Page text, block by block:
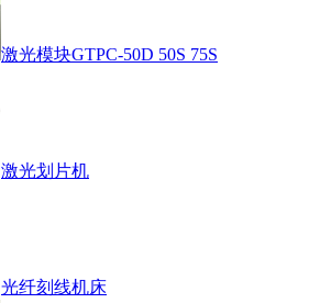
激光模块GTPC-50D 50S 75S
激光划片机
光纤刻线机床